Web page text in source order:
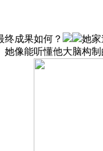
终成果如何？ 她家
像能听懂他大脑构